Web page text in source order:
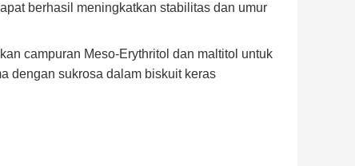
berhasil meningkatkan stabilitas dan umur
campuran Meso-Erythritol dan maltitol untuk
dengan sukrosa dalam biskuit keras